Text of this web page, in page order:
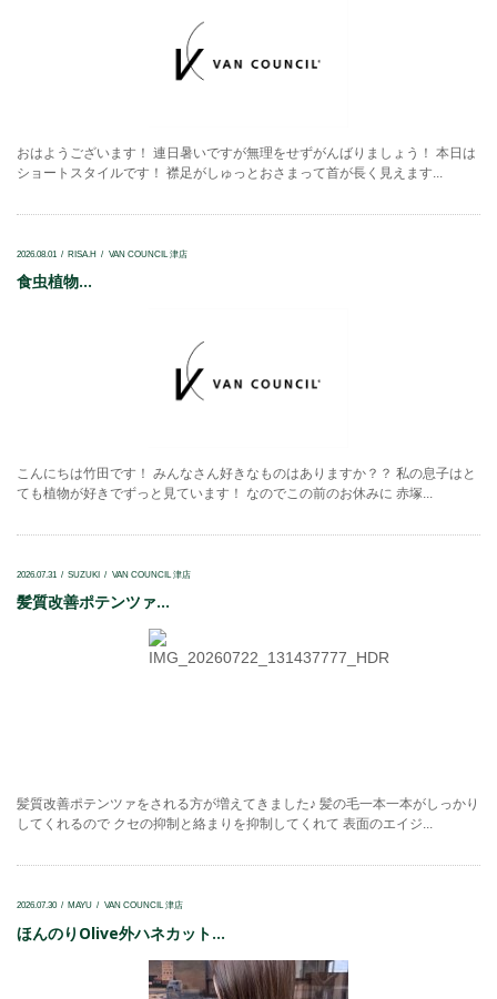
おはようございます！ 連日暑いですが無理をせずがんばりましょう！ 本日は
ショートスタイルです！ 襟足がしゅっとおさまって首が長く見えます...
2026.08.01 RISA.H VAN COUNCIL 津店
食虫植物...
こんにちは竹田です！ みんなさん好きなものはありますか？？ 私の息子はと
ても植物が好きでずっと見ています！ なのでこの前のお休みに 赤塚...
2026.07.31 SUZUKI VAN COUNCIL 津店
髪質改善ポテンツァ...
髪質改善ポテンツァをされる方が増えてきました♪ 髪の毛一本一本がしっかり
してくれるので クセの抑制と絡まりを抑制してくれて 表面のエイジ...
2026.07.30 MAYU VAN COUNCIL 津店
ほんのりOlive外ハネカット...